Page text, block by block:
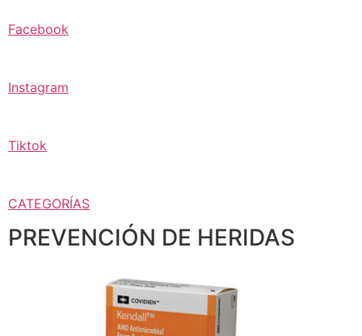
Facebook
Instagram
Tiktok
CATEGORÍAS
PREVENCIÓN DE HERIDAS